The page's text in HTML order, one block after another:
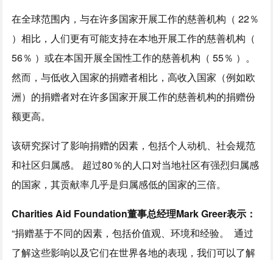
在全球范围内，与在许多国家开展工作的慈善机构（ 22％
）相比，人们更有可能支持在本地开展工作的慈善机构（
56％ ）或在本国开展全国性工作的慈善机构（ 55％ ）。
然而，与低收入国家的捐赠者相比，高收入国家（例如欧
洲）的捐赠者对在许多国家开展工作的慈善机构的捐赠份
额更高。
该研究探讨了影响捐赠的因素，包括个人动机、社会规范
和社区归属感。 超过80％的人口对当地社区有强烈归属感
的国家，其贡献率几乎是归属感低的国家的三倍。
Charities Aid Foundation董事总经理Mark Greer表示：
“捐赠基于不同的因素，包括价值观、环境和经验。 通过
了解这些影响以及它们在世界各地的表现，我们可以了解